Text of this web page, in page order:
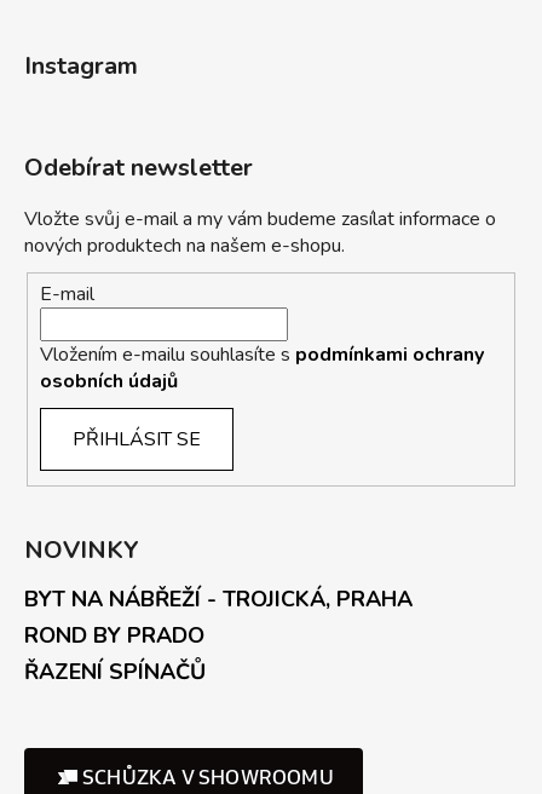
Instagram
Odebírat newsletter
Vložte svůj e-mail a my vám budeme zasílat informace o
nových produktech na našem e-shopu.
E-mail
Vložením e-mailu souhlasíte s podmínkami ochrany
osobních údajů
PŘIHLÁSIT SE
NOVINKY
BYT NA NÁBŘEŽÍ - TROJICKÁ, PRAHA
ROND BY PRADO
ŘAZENÍ SPÍNAČŮ
SCHŮZKA V SHOWROOMU